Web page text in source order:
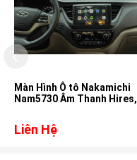
Màn Hình Ô tô Nakamichi
Nam5730 Âm Thanh Hires,
Accent
Liên Hệ